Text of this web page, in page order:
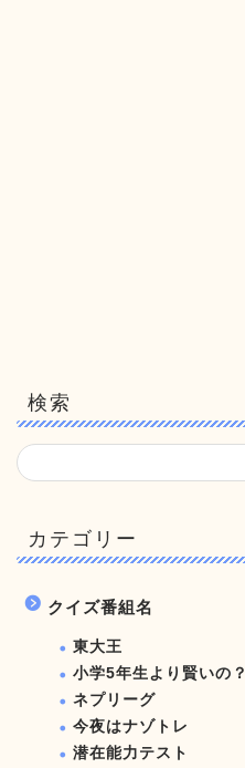
検索
カテゴリー
クイズ番組名
東大王
小学5年生より賢いの？
ネプリーグ
今夜はナゾトレ
潜在能力テスト